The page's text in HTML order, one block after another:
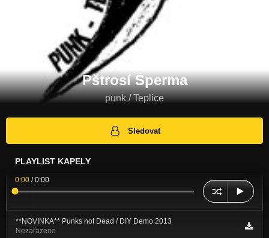
Pštrosí Sperma
punk / Teplice
Sledovat
PLAYLIST KAPELY
0:00 /0:00
**NOVINKA** Punks not Dead / DIY Demo 2013
Nezařazeno